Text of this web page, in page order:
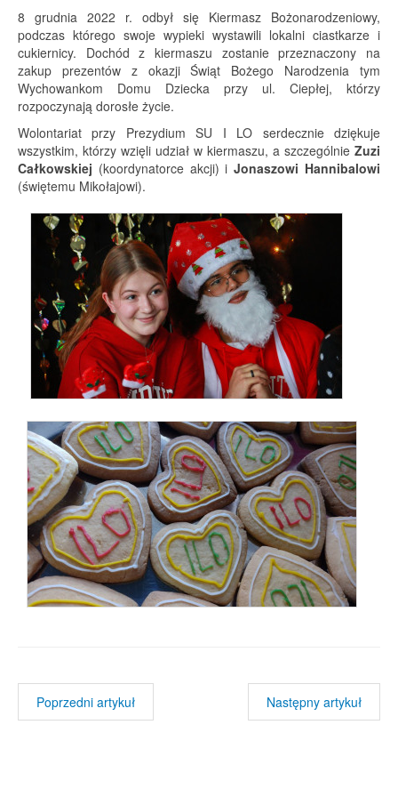
8 grudnia 2022 r. odbył się Kiermasz Bożonarodzeniowy,
podczas którego swoje wypieki wystawili lokalni ciastkarze i
cukiernicy. Dochód z kiermaszu zostanie przeznaczony na
zakup prezentów z okazji Świąt Bożego Narodzenia tym
Wychowankom Domu Dziecka przy ul. Ciepłej, którzy
rozpoczynają dorosłe życie.
Wolontariat przy Prezydium SU I LO serdecznie dziękuje
wszystkim, którzy wzięli udział w kiermaszu, a szczególnie Zuzi
Całkowskiej (koordynatorce akcji) iJonaszowi Hannibalowi
(świętemu Mikołajowi).
Poprzedni artykuł Następny artykuł